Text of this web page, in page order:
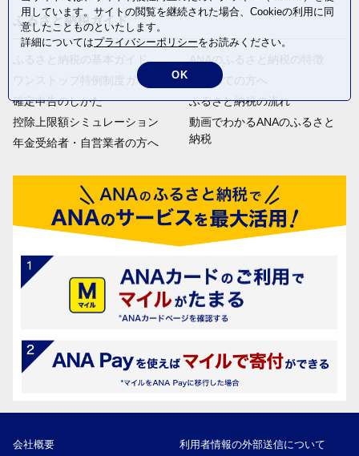
ふるさと納税ガイド
ふるさと納税の基本ガイド
ワンストップ特例制度ガイド
確定申告のしかた
控除上限額シミュレーション
年金受給者・自営業者の方へ
ANAのふるさと納税の特徴
はじめての方へ
ふるさと納税の流れ
動画でわかるANAのふるさと
納税
会社概要 利用者情報の外部送信について
用しています。サイトの閲覧を継続された場合、Cookieの利用に同
意したことものといたします。
詳細についてはプライバシーポリシーをお読みください。
OK